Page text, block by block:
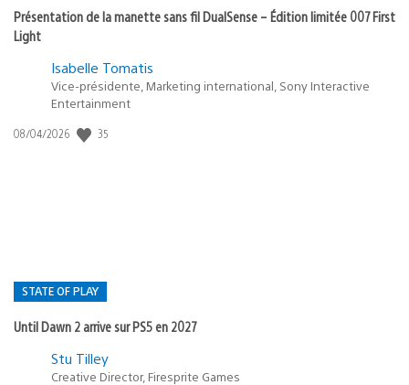
Présentation de la manette sans fil DualSense – Édition limitée 007 First
Light
Isabelle Tomatis
Vice-présidente, Marketing international, Sony Interactive
Entertainment
Date
08/04/2026 35
STATE OF PLAY
Until Dawn 2 arrive sur PS5 en 2027
PostéeStu Tilley
Creative Director, Firesprite Games